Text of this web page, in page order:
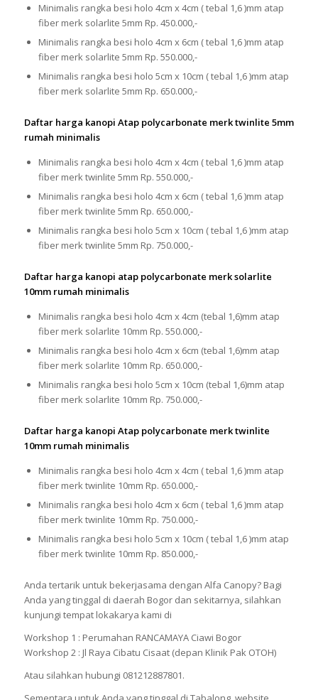
Minimalis rangka besi holo 4cm x 4cm ( tebal 1,6 )mm atap
fiber merk solarlite 5mm Rp. 450.000,-
Minimalis rangka besi holo 4cm x 6cm ( tebal 1,6 )mm atap
fiber merk solarlite 5mm Rp. 550.000,-
Minimalis rangka besi holo 5cm x 10cm ( tebal 1,6 )mm atap
fiber merk solarlite 5mm Rp. 650.000,-
Daftar harga kanopi Atap polycarbonate merk twinlite 5mm
rumah minimalis
Minimalis rangka besi holo 4cm x 4cm ( tebal 1,6 )mm atap
fiber merk twinlite 5mm Rp. 550.000,-
Minimalis rangka besi holo 4cm x 6cm ( tebal 1,6 )mm atap
fiber merk twinlite 5mm Rp. 650.000,-
Minimalis rangka besi holo 5cm x 10cm ( tebal 1,6 )mm atap
fiber merk twinlite 5mm Rp. 750.000,-
Daftar harga kanopi atap polycarbonate merk solarlite
10mm rumah minimalis
Minimalis rangka besi holo 4cm x 4cm (tebal 1,6)mm atap
fiber merk solarlite 10mm Rp. 550.000,-
Minimalis rangka besi holo 4cm x 6cm (tebal 1,6)mm atap
fiber merk solarlite 10mm Rp. 650.000,-
Minimalis rangka besi holo 5cm x 10cm (tebal 1,6)mm atap
fiber merk solarlite 10mm Rp. 750.000,-
Daftar harga kanopi Atap polycarbonate merk twinlite
10mm rumah minimalis
Minimalis rangka besi holo 4cm x 4cm ( tebal 1,6 )mm atap
fiber merk twinlite 10mm Rp. 650.000,-
Minimalis rangka besi holo 4cm x 6cm ( tebal 1,6 )mm atap
fiber merk twinlite 10mm Rp. 750.000,-
Minimalis rangka besi holo 5cm x 10cm ( tebal 1,6 )mm atap
fiber merk twinlite 10mm Rp. 850.000,-
Anda tertarik untuk bekerjasama dengan Alfa Canopy? Bagi
Anda yang tinggal di daerah Bogor dan sekitarnya, silahkan
kunjungi tempat lokakarya kami di
Workshop 1 : Perumahan RANCAMAYA Ciawi Bogor
Workshop 2 : Jl Raya Cibatu Cisaat (depan Klinik Pak OTOH)
Atau silahkan hubungi 081212887801.